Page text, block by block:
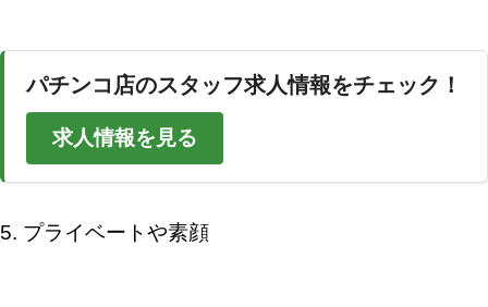
パチンコ店のスタッフ求人情報をチェック！
求人情報を見る
5. プライベートや素顔